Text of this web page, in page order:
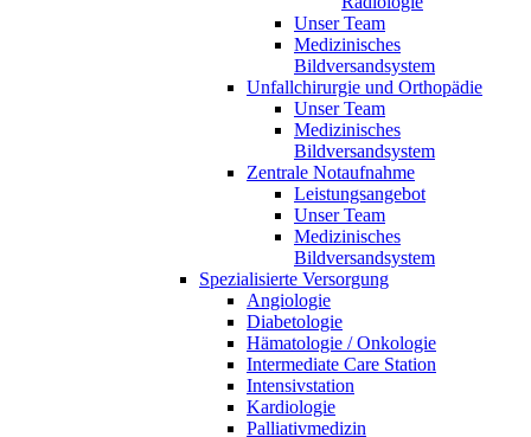
Unser Team
Medizinisches
Bildversandsystem
Unfallchirurgie und Orthopädie
Unser Team
Medizinisches
Bildversandsystem
Zentrale Notaufnahme
Leistungsangebot
Unser Team
Medizinisches
Bildversandsystem
Spezialisierte Versorgung
Angiologie
Diabetologie
Hämatologie / Onkologie
Intermediate Care Station
Intensivstation
Kardiologie
Palliativmedizin